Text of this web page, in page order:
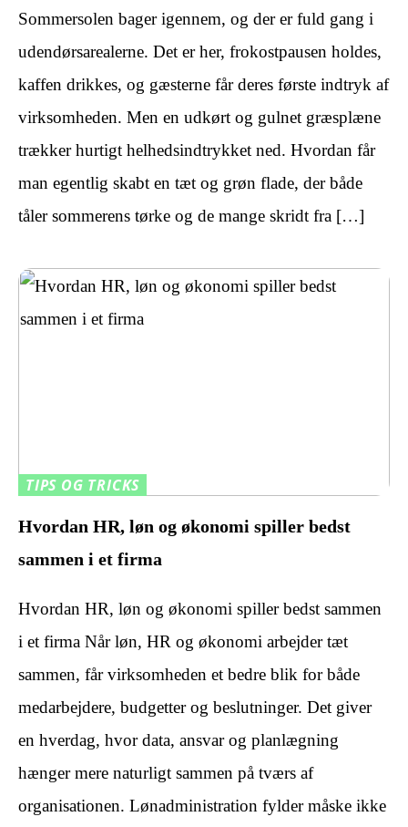
Sommersolen bager igennem, og der er fuld gang i
udendørsarealerne. Det er her, frokostpausen holdes,
kaffen drikkes, og gæsterne får deres første indtryk af
virksomheden. Men en udkørt og gulnet græsplæne
trækker hurtigt helhedsindtrykket ned. Hvordan får
man egentlig skabt en tæt og grøn flade, der både
tåler sommerens tørke og de mange skridt fra […]
TIPS OG TRICKS
Hvordan HR, løn og økonomi spiller bedst
sammen i et firma
Hvordan HR, løn og økonomi spiller bedst sammen
i et firma Når løn, HR og økonomi arbejder tæt
sammen, får virksomheden et bedre blik for både
medarbejdere, budgetter og beslutninger. Det giver
en hverdag, hvor data, ansvar og planlægning
hænger mere naturligt sammen på tværs af
organisationen. Lønadministration fylder måske ikke